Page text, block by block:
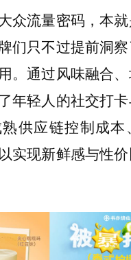
众流量密码，本
们只不过提前洞
。通过风味融合
年轻人的社交打
供应链控制成本
实现新鲜感与性